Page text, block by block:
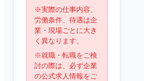
※実際の仕事内容、
労働条件、待遇は企
業・現場ごとに大き
く異なります。
※就職・転職をご検
討の際は、必ず企業
の公式求人情報をご